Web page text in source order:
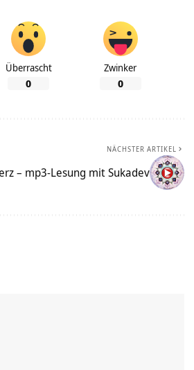
Überrascht
0
Zwinker
0
NÄCHSTER ARTIKEL
– mp3-Lesung mit Sukadev